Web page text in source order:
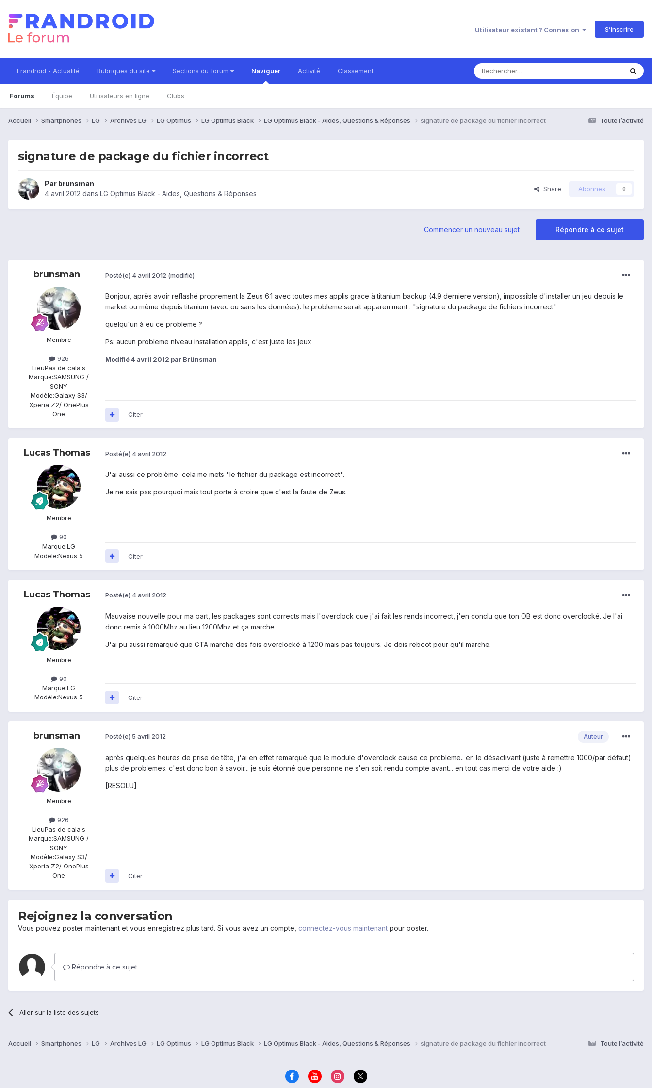
Utilisateur existant ? Connexion S’inscrire
Frandroid - Actualité Rubriques du site Sections du forum Naviguer
Forums Équipe Utilisateurs en ligne Clubs
Activité Classement
Toute l’activité
Accueil Smartphones LG Archives LG LG Optimus LG Optimus Black LG Optimus Black - Aides, Questions & Réponses signature de package du fichier incorrect
signature de package du fichier incorrect
Par brunsman
4 avril 2012 dans LG Optimus Black - Aides, Questions & Réponses
Share Abonnés 0
Répondre à ce sujet
Commencer un nouveau sujet
brunsman
Membre
926
LieuPas de calais
Marque:SAMSUNG /
SONY
Modèle:Galaxy S3/
Xperia Z2/ OnePlus
One
Posté(e) 4 avril 2012 (modifié)
Bonjour, après avoir reflashé proprement la Zeus 6.1 avec toutes mes applis grace à titanium backup (4.9 derniere version), impossible d'installer un jeu depuis le
market ou même depuis titanium (avec ou sans les données). le probleme serait apparemment : "signature du package de fichiers incorrect"
quelqu'un à eu ce probleme ?
Ps: aucun probleme niveau installation applis, c'est juste les jeux
Modifié4 avril 2012 par Brünsman
Citer
Lucas Thomas
Membre
90
Marque:LG
Modèle:Nexus 5
Posté(e) 4 avril 2012
J'ai aussi ce problème, cela me mets "le fichier du package est incorrect".
Je ne sais pas pourquoi mais tout porte à croire que c'est la faute de Zeus.
Citer
Lucas Thomas
Membre
90
Marque:LG
Modèle:Nexus 5
Posté(e) 4 avril 2012
Mauvaise nouvelle pour ma part, les packages sont corrects mais l'overclock que j'ai fait les rends incorrect, j'en conclu que ton OB est donc overclocké. Je l'ai
donc remis à 1000Mhz au lieu 1200Mhz et ça marche.
J'ai pu aussi remarqué que GTA marche des fois overclocké à 1200 mais pas toujours. Je dois reboot pour qu'il marche.
Citer
brunsman
Membre
926
LieuPas de calais
Marque:SAMSUNG /
SONY
Modèle:Galaxy S3/
Xperia Z2/ OnePlus
One
Auteur
Posté(e) 5 avril 2012
après quelques heures de prise de tête, j'ai en effet remarqué que le module d'overclock cause ce probleme.. en le désactivant (juste à remettre 1000/par défaut)
plus de problemes. c'est donc bon à savoir... je suis étonné que personne ne s'en soit rendu compte avant... en tout cas merci de votre aide :)
[RESOLU]
Citer
Rejoignez la conversation
Vous pouvez poster maintenant et vous enregistrez plus tard. Si vous avez un compte, connectez-vous maintenant pour poster.
Répondre à ce sujet…
Aller sur la liste des sujets
Toute l’activité
Accueil Smartphones LG Archives LG LG Optimus LG Optimus Black LG Optimus Black - Aides, Questions & Réponses signature de package du fichier incorrect